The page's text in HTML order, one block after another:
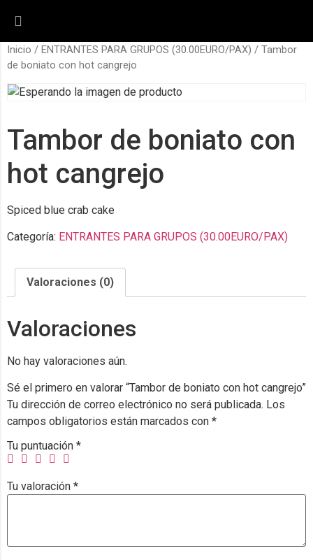
Inicio / ENTRANTES PARA GRUPOS (30.00EURO/PAX) / Tambor
de boniato con hot cangrejo
Tambor de boniato con
hot cangrejo
Spiced blue crab cake
Categoría: ENTRANTES PARA GRUPOS (30.00EURO/PAX)
Valoraciones (0)
Valoraciones
No hay valoraciones aún.
Sé el primero en valorar “Tambor de boniato con hot cangrejo”
Tu dirección de correo electrónico no será publicada. Los
campos obligatorios están marcados con *
Tu puntuación *
Tu valoración *